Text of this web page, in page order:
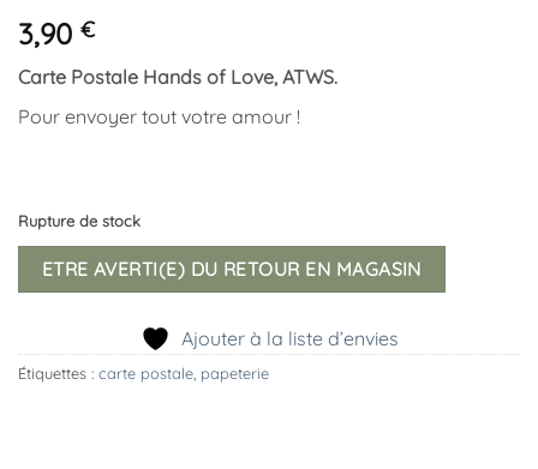
3,90 €
Carte Postale Hands of Love, ATWS.
Pour envoyer tout votre amour !
Rupture de stock
ETRE AVERTI(E) DU RETOUR EN MAGASIN
Ajouter à la liste d’envies
Étiquettes : carte postale papeterie